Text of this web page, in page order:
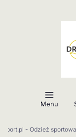
Menu
- Odzież